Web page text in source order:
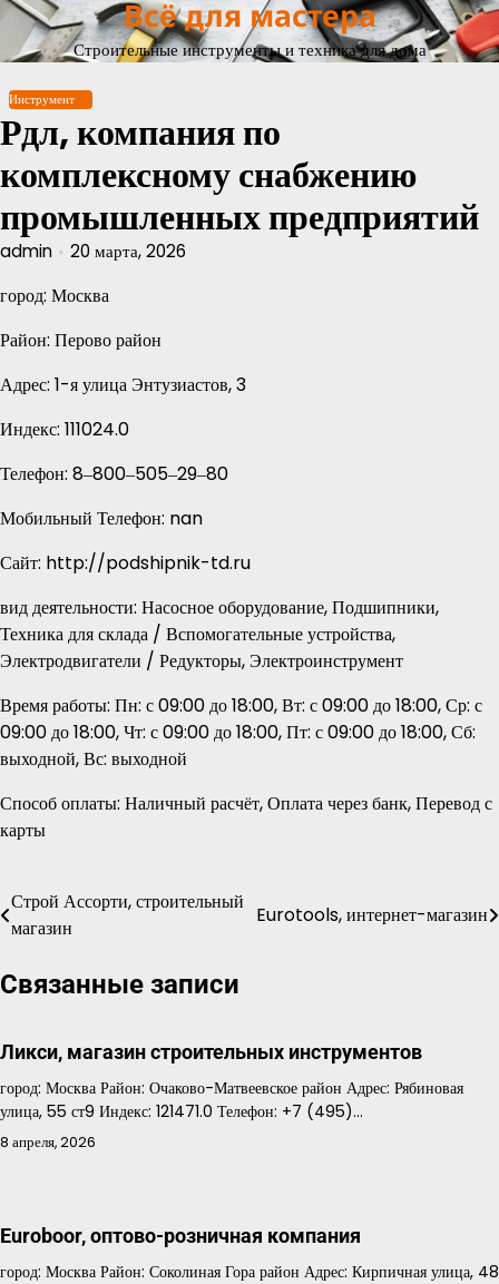
Перейти
содержимому
Всё для мастера
Строительные инструменты и техника для дома
Инструмент
Рдл, компания по
комплексному снабжению
промышленных предприятий
admin 20 марта, 2026
город: Москва
Район: Перово район
Адрес: 1-я улица Энтузиастов, 3
Индекс: 111024.0
Телефон: 8‒800‒505‒29‒80
Мобильный Телефон: nan
Сайт: http://podshipnik-td.ru
вид деятельности: Насосное оборудование, Подшипники,
Техника для склада / Вспомогательные устройства,
Электродвигатели / Редукторы, Электроинструмент
Время работы: Пн: с 09:00 до 18:00, Вт: с 09:00 до 18:00, Ср: с
09:00 до 18:00, Чт: с 09:00 до 18:00, Пт: с 09:00 до 18:00, Сб:
выходной, Вс: выходной
Способ оплаты: Наличный расчёт, Оплата через банк, Перевод с
карты
Навигация
записям
Строй Ассорти, строительный
магазин
Eurotools, интернет-магазин
Связанные записи
Ликси, магазин строительных инструментов
город: Москва Район: Очаково-Матвеевское район Адрес: Рябиновая
улица, 55 ст9 Индекс: 121471.0 Телефон: +7 (495)…
8 апреля, 2026
Euroboor, оптово-розничная компания
город: Москва Район: Соколиная Гора район Адрес: Кирпичная улица, 48